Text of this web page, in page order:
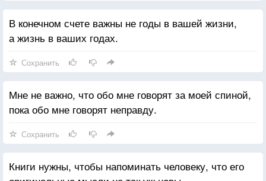
В конечном счете важны не годы в вашей жизни,
а жизнь в ваших годах.
Сохранить
Мне не важно, что обо мне говорят за моей спиной,
пока обо мне говорят неправду.
Сохранить
Книги нужны, чтобы напоминать человеку, что его